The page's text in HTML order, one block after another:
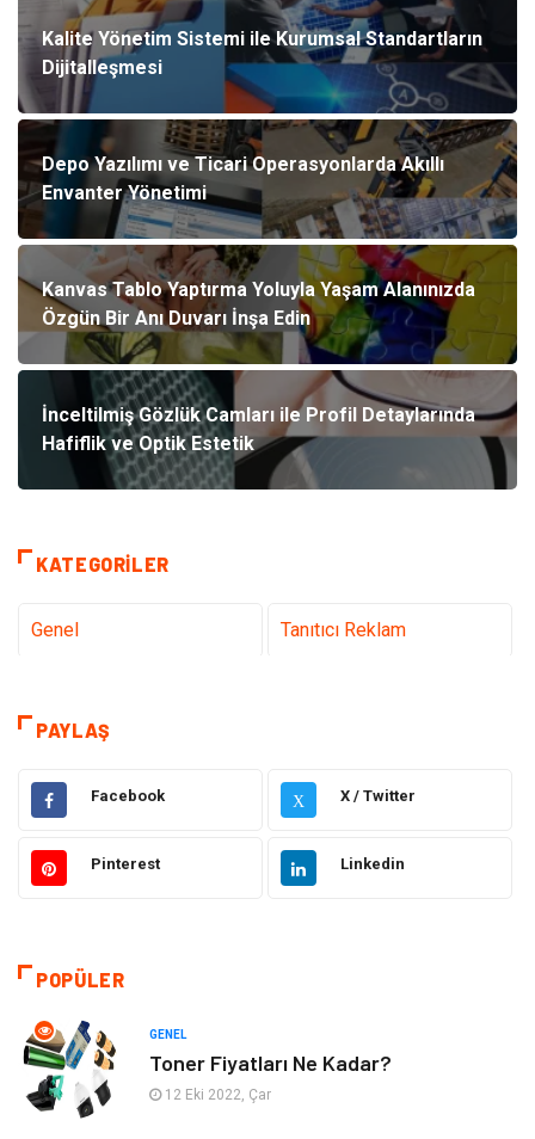
Kalite Yönetim Sistemi ile Kurumsal Standartların
Dijitalleşmesi
Depo Yazılımı ve Ticari Operasyonlarda Akıllı
Envanter Yönetimi
Kanvas Tablo Yaptırma Yoluyla Yaşam Alanınızda
Özgün Bir Anı Duvarı İnşa Edin
İnceltilmiş Gözlük Camları ile Profil Detaylarında
Hafiflik ve Optik Estetik
KATEGORILER
Genel Tanıtıcı Reklam
Hukuk Moda
Gündem Elektronik
Dekorasyon
Tatil Giyim
Alışveriş
PAYLAŞ
Facebook X X / Twitter
Pinterest Linkedin
POPÜLER
GENEL
Toner Fiyatları Ne Kadar?
12 Eki 2022, Çar